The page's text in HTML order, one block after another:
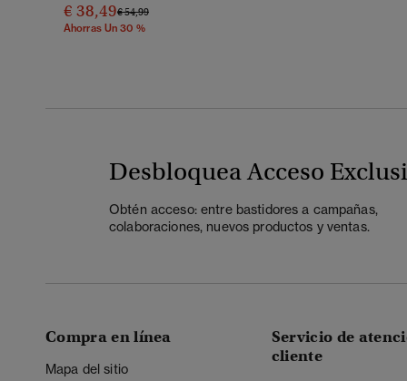
€ 38,49Precio Rebajado De
€ 54,99A
Ahorras Un 30 %
Desbloquea Acceso
Obtén acceso: entre bastidores a campañas,
colaboraciones, nuevos productos y ventas.
Compra en línea
Mapa del sitio
Servicio de
cliente